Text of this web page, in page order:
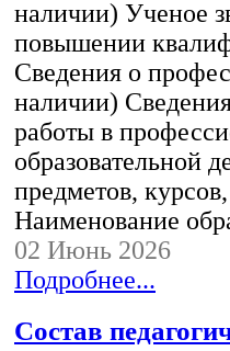
наличии) Ученое
повышении
Сведения о
наличии)
работы в
образовательной
предметов,
Наименование
02 Июнь 2026
Подробнее...
Состав